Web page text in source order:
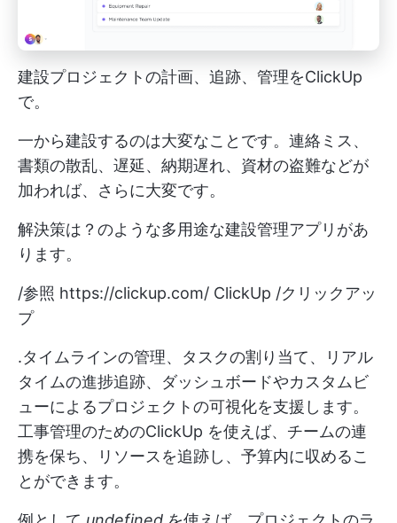
建設プロジェクトの計画、追跡、管理をClickUp
で。
一から建設するのは大変なことです。連絡ミス、
書類の散乱、遅延、納期遅れ、資材の盗難などが
加われば、さらに大変です。
解決策は？のような多用途な建設管理アプリがあ
ります。
/参照 https://clickup.com/ ClickUp /クリックアッ
プ
.タイムラインの管理、タスクの割り当て、リアル
タイムの進捗追跡、ダッシュボードやカスタムビ
ューによるプロジェクトの可視化を支援します。
工事管理のためのClickUp を使えば、チームの連
携を保ち、リソースを追跡し、予算内に収めるこ
とができます。